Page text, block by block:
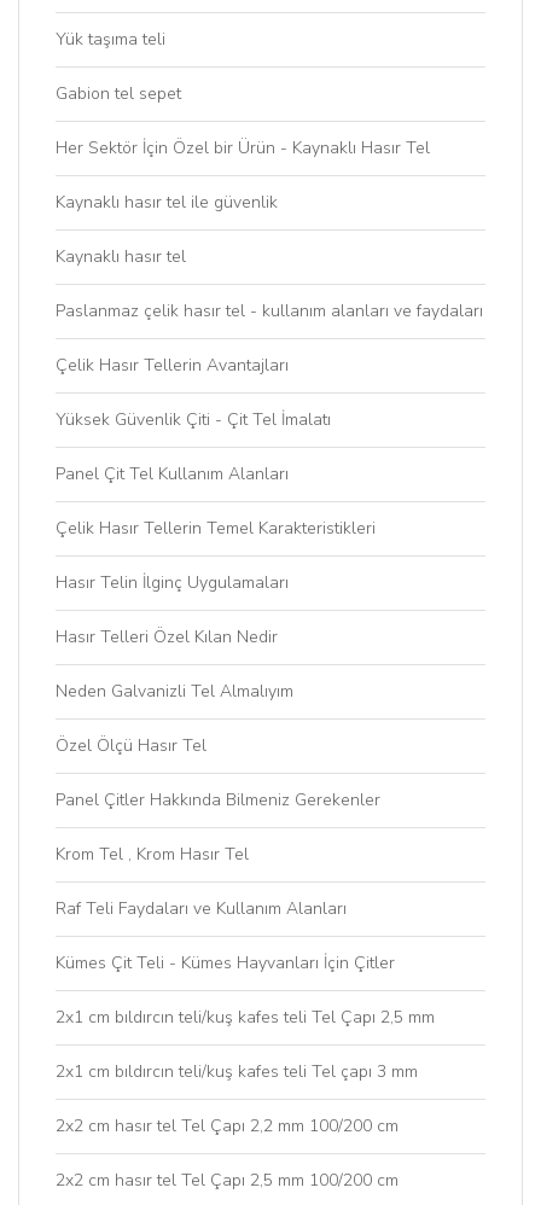
Yük taşıma teli
Gabion tel sepet
Her Sektör İçin Özel bir Ürün - Kaynaklı Hasır Tel
Kaynaklı hasır tel ile güvenlik
Kaynaklı hasır tel
Paslanmaz çelik hasır tel - kullanım alanları ve faydaları
Çelik Hasır Tellerin Avantajları
Yüksek Güvenlik Çiti - Çit Tel İmalatı
Panel Çit Tel Kullanım Alanları
Çelik Hasır Tellerin Temel Karakteristikleri
Hasır Telin İlginç Uygulamaları
Hasır Telleri Özel Kılan Nedir
Neden Galvanizli Tel Almalıyım
Özel Ölçü Hasır Tel
Panel Çitler Hakkında Bilmeniz Gerekenler
Krom Tel , Krom Hasır Tel
Raf Teli Faydaları ve Kullanım Alanları
Kümes Çit Teli - Kümes Hayvanları İçin Çitler
2x1 cm bıldırcın teli/kuş kafes teli Tel Çapı 2,5 mm
2x1 cm bıldırcın teli/kuş kafes teli Tel çapı 3 mm
2x2 cm hasır tel Tel Çapı 2,2 mm 100/200 cm
2x2 cm hasır tel Tel Çapı 2,5 mm 100/200 cm